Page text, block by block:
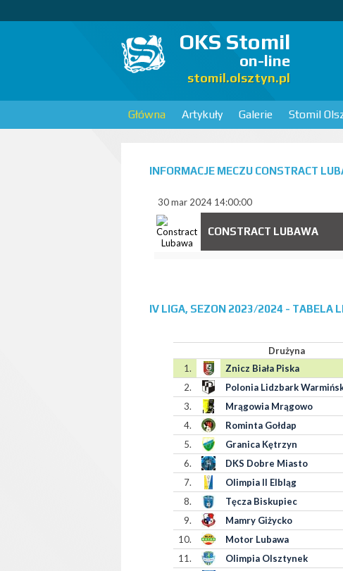
OKS Stomil
on-line
stomil.olsztyn.pl
Główna Artykuły Galerie Stomil
INFORMACJE MECZU CONSTRACT
30 mar 2024 14:00:00
CONSTRACT LUBAWA
IV LIGA, SEZON 2023/2024 - TABELA
Drużyna
1.
Znicz Biała Piska
2.
Polonia Lidzbark
3.
Mrągowia Mrągowo
4.
Rominta Gołdap
5.
Granica Kętrzyn
6.
DKS Dobre Miasto
7.
Olimpia II Elbląg
8.
Tęcza Biskupiec
9.
Mamry Giżycko
10.
Motor Lubawa
11.
Olimpia Olsztynek